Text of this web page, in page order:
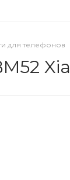
для телефонов